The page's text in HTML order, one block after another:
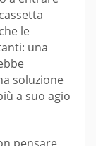
le
una
soluzione
a suo agio